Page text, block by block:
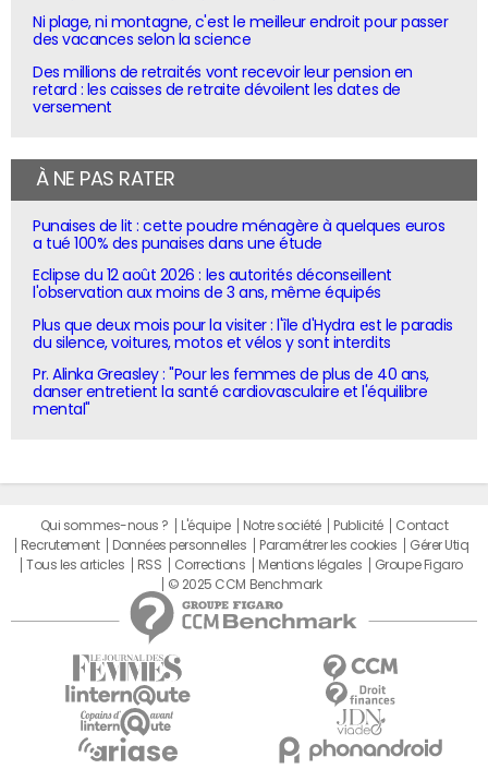
Ni plage, ni montagne, c'est le meilleur endroit pour passer
des vacances selon la science
Des millions de retraités vont recevoir leur pension en
retard : les caisses de retraite dévoilent les dates de
versement
À NE PAS RATER
Punaises de lit : cette poudre ménagère à quelques euros
a tué 100% des punaises dans une étude
Eclipse du 12 août 2026 : les autorités déconseillent
l'observation aux moins de 3 ans, même équipés
Plus que deux mois pour la visiter : l'île d'Hydra est le paradis
du silence, voitures, motos et vélos y sont interdits
Pr. Alinka Greasley : "Pour les femmes de plus de 40 ans,
danser entretient la santé cardiovasculaire et l'équilibre
mental"
Qui sommes-nous ? L'équipe Notre société Publicité
Contact
Recrutement
Données personnelles Paramétrer les cookies
Gérer Utiq
Tous les articles
RSS Corrections Mentions légales
Groupe Figaro
© 2025 CCM Benchmark